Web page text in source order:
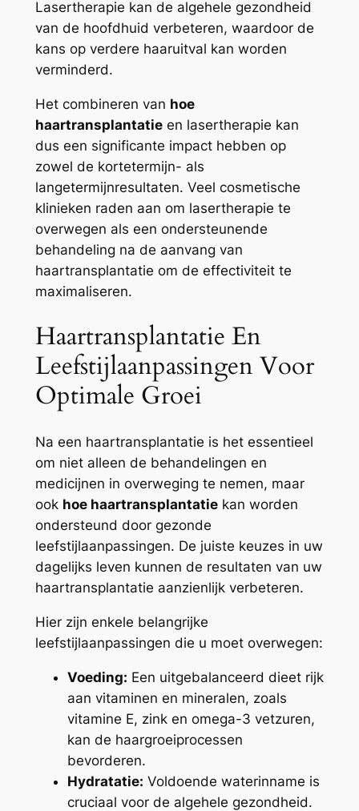
Lasertherapie kan de algehele gezondheid
van de hoofdhuid verbeteren, waardoor de
kans op verdere haaruitval kan worden
verminderd.
Het combineren van hoe
haartransplantatieen lasertherapie kan
dus een significante impact hebben op
zowel de kortetermijn- als
langetermijnresultaten. Veel cosmetische
klinieken raden aan om lasertherapie te
overwegen als een ondersteunende
behandeling na de aanvang van
haartransplantatie om de effectiviteit te
maximaliseren.
Haartransplantatie En
Leefstijlaanpassingen Voor
Optimale Groei
Na een haartransplantatie is het essentieel
om niet alleen de behandelingen en
medicijnen in overweging te nemen, maar
ook hoe haartransplantatiekan worden
ondersteund door gezonde
leefstijlaanpassingen. De juiste keuzes in uw
dagelijks leven kunnen de resultaten van uw
haartransplantatie aanzienlijk verbeteren.
Hier zijn enkele belangrijke
leefstijlaanpassingen die u moet overwegen:
Voeding: Een uitgebalanceerd dieet rijk
aan vitaminen en mineralen, zoals
vitamine E, zink en omega-3 vetzuren,
kan de haargroeiprocessen
bevorderen.
Hydratatie: Voldoende waterinname is
cruciaal voor de algehele gezondheid.